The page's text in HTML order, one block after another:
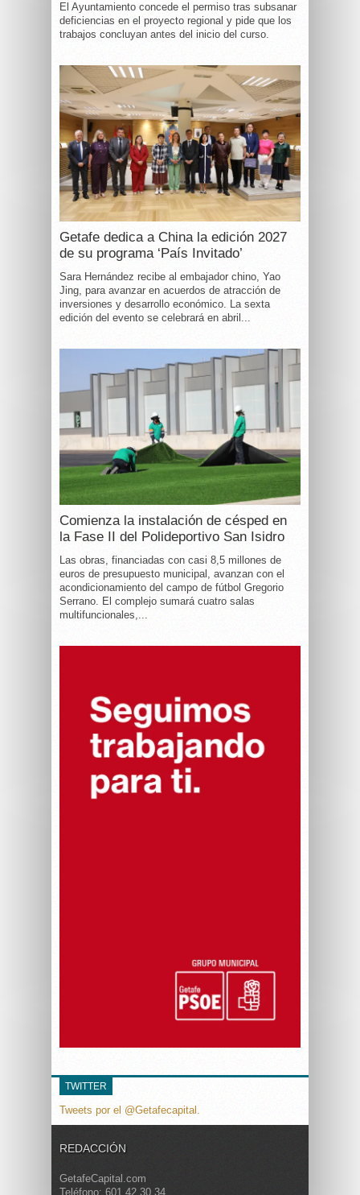
El Ayuntamiento concede el permiso tras subsanar
deficiencias en el proyecto regional y pide que los
trabajos concluyan antes del inicio del curso.
Getafe dedica a China la edición 2027
de su programa ‘País Invitado’
Sara Hernández recibe al embajador chino, Yao
Jing, para avanzar en acuerdos de atracción de
inversiones y desarrollo económico. La sexta
edición del evento se celebrará en abril...
Comienza la instalación de césped en
la Fase II del Polideportivo San Isidro
Las obras, financiadas con casi 8,5 millones de
euros de presupuesto municipal, avanzan con el
acondicionamiento del campo de fútbol Gregorio
Serrano. El complejo sumará cuatro salas
multifuncionales,...
TWITTER
Tweets por el @Getafecapital.
REDACCIÓN
GetafeCapital.com
Teléfono: 601 42 30 34